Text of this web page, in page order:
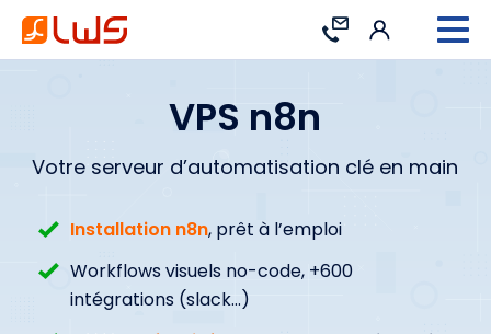
Contact Connexion
VPS n8n
Votre serveur d’automatisation clé en main
Installation n8n, prêt à l’emploi
Workflows visuels no-code, +600
intégrations (slack...)